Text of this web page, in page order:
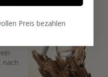
nach
Preis bezahlen